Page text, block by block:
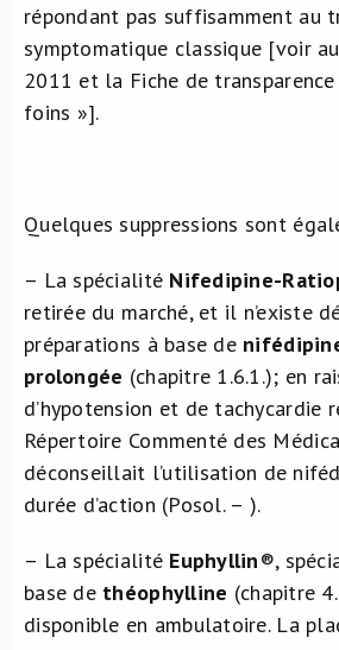
répondant pas suffisamment au
symptomatique classique [voir
2011 et la Fiche de transparence
foins »].
Quelques suppressions sont
– La spécialité Nifedipine-
retirée du marché, et il n’existe
préparations à base de
prolongée (chapitre 1.6.1.); en
d’hypotension et de tachycardie
Répertoire Commenté des
déconseillait l’utilisation de
durée d’action (Posol. – ).
– La spécialité Euphyllin®,
base de théophylline (chapitre
disponible en ambulatoire. La